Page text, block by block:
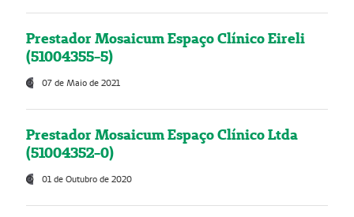
Prestador Mosaicum Espaço Clínico Eireli
(51004355-5)
07 de Maio de 2021
Prestador Mosaicum Espaço Clínico Ltda
(51004352-0)
01 de Outubro de 2020